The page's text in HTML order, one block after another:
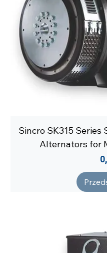
Sincro SK315
Alternators for